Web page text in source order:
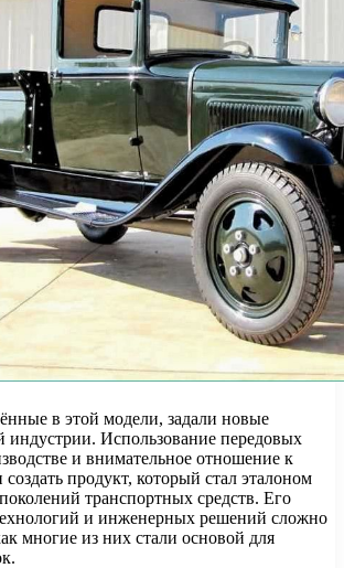
в этой модели, задали новые
индустрии. Использование передовых
и внимательное отношение к
создать продукт, который стал эталоном
транспортных средств. Его
и инженерных решений сложно
многие из них стали основой для